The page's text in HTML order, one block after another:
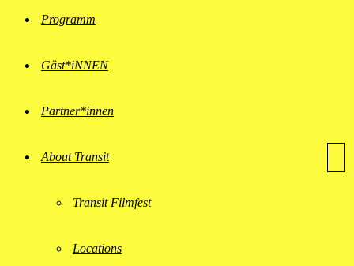
Programm
Gäst*iNNEN
Partner*innen
About Transit
Transit Filmfest
Locations